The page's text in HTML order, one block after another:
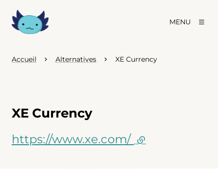
MENU
Accueil Alternatives XE Currency
XE Currency
https://www.xe.com/ (lien externe)